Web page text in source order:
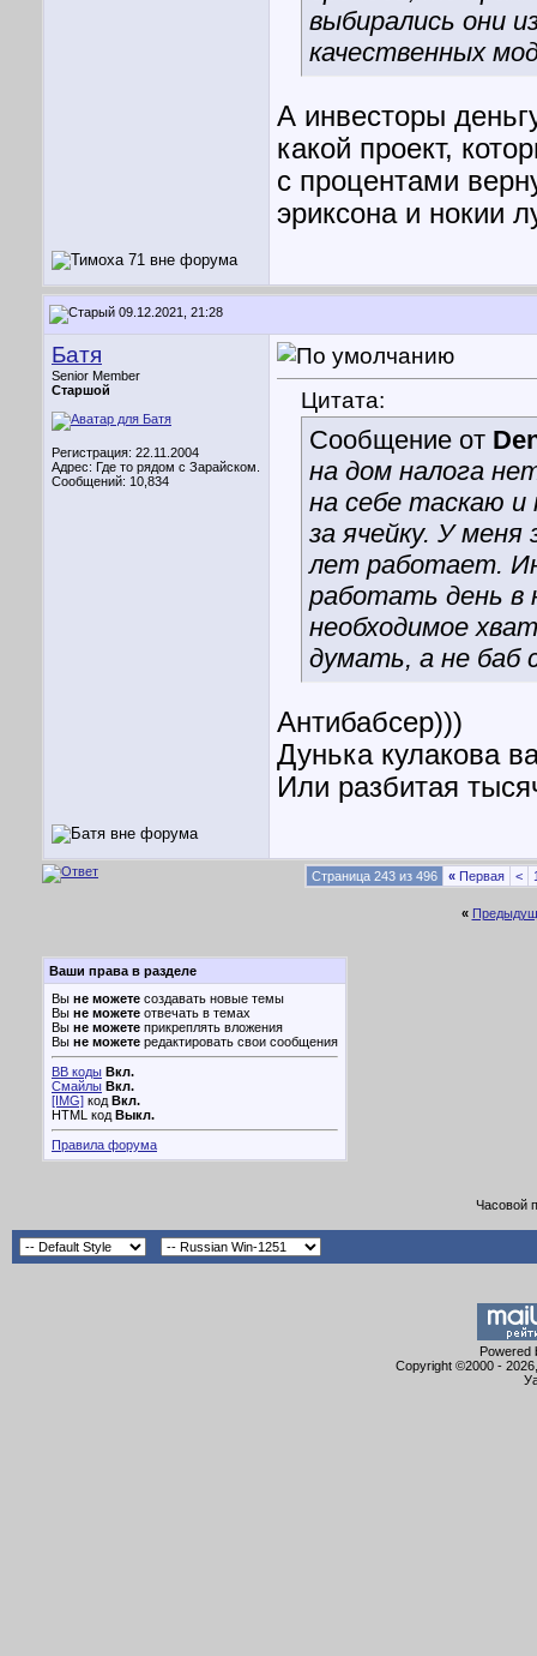
выбирались они
качественных
А инвесторы
какой проект,
с процентами
эриксона и нокии
09.12.2021, 21:28
Батя
Senior Member
Старшой
Регистрация: 22.11.2004
Адрес: Где то рядом с Зарайском.
Сообщений: 10,834
Цитата:
Сообщение от
на дом налога
на себе таскаю
за ячейку. У меня
лет работает.
работать день в
необходимое
думать, а не баб
Антибабсер)))
Дунька кулакова
Или разбитая
Страница 243 из 496 « Первая <
«
Ваши права в разделе
Вы не можете создавать новые темы
Вы не можете отвечать в темах
Вы не можете прикреплять вложения
Вы не можете редактировать свои сообщения
BB коды Вкл.
Смайлы Вкл.
[IMG] код Вкл.
HTML код Выкл.
Правила форума
Часовой
Powered
Copyright ©2000 -